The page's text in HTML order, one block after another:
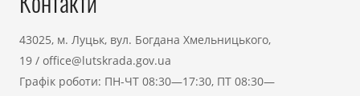
43025, м. Луцьк, вул. Богдана Хмельницького,
19 / office@lutskrada.gov.ua
Графік роботи: ПН-ЧТ 08:30—17:30, ПТ 08:30—